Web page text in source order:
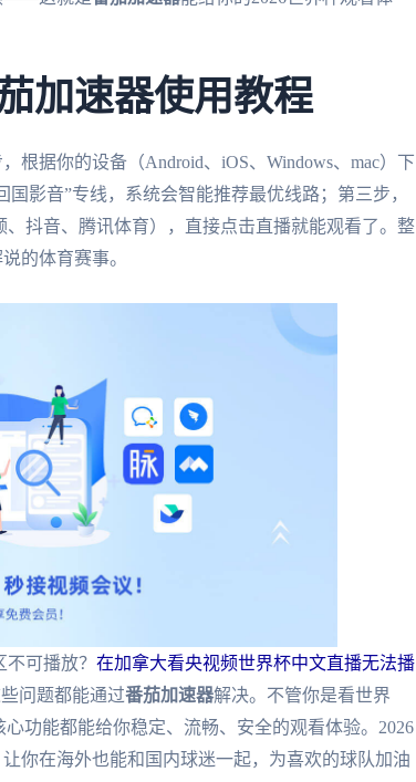
加速器使用教程
根据你的设备（Android、iOS、Windows、mac）下
影音”专线，系统会智能推荐最优线路；第三步，
抖音、腾讯体育），直接点击直播就能观看了。整
的体育赛事。
可播放？ 在加拿大看央视频世界杯中文直播无法播
问题都能通过番茄加速器解决。不管你是看世界
心功能都能给你稳定、流畅、安全的观看体验。2026
让你在海外也能和国内球迷一起，为喜欢的球队加油